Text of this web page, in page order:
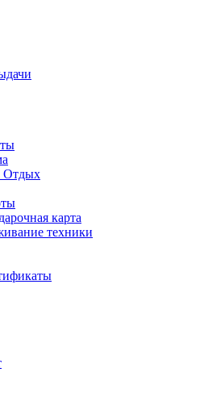
Отдых
карта
техники